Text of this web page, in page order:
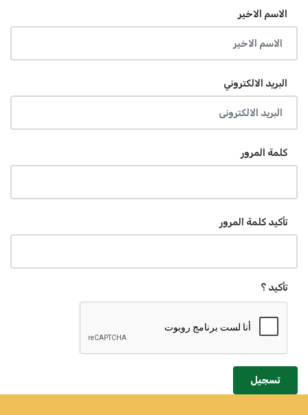
الاسم الاخير
البريد الالكتروني
كلمة المرور
تأكيد كلمة المرور
تأكيد ؟
تسجيل